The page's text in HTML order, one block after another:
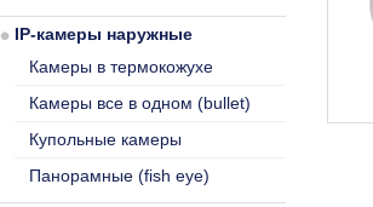
IP-камеры наружные
Камеры в термокожухе
Камеры все в одном (bullet)
Купольные камеры
Панорамные (fish eye)